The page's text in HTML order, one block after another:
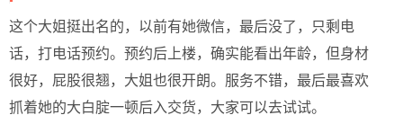
这个大姐挺出名的，以前有她微信，最后没了，只剩电
话，打电话预约。预约后上楼，确实能看出年龄，但身材
很好，屁股很翘，大姐也很开朗。服务不错，最后最喜欢
抓着她的大白腚一顿后入交货，大家可以去试试。